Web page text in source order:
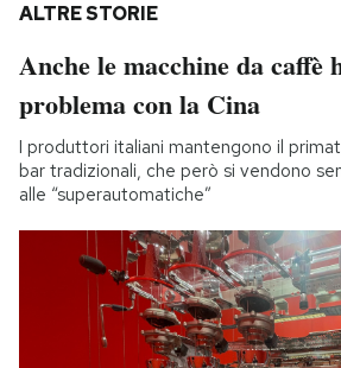
ALTRE STORIE
Anche le macchine da caffè
problema con la Cina
I produttori italiani mantengono il
bar tradizionali, che però si vendono
alle “superautomatiche”